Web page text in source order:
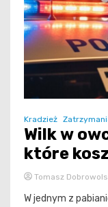
Kradzież
Wilk w
które
Tomasz
W jednym z